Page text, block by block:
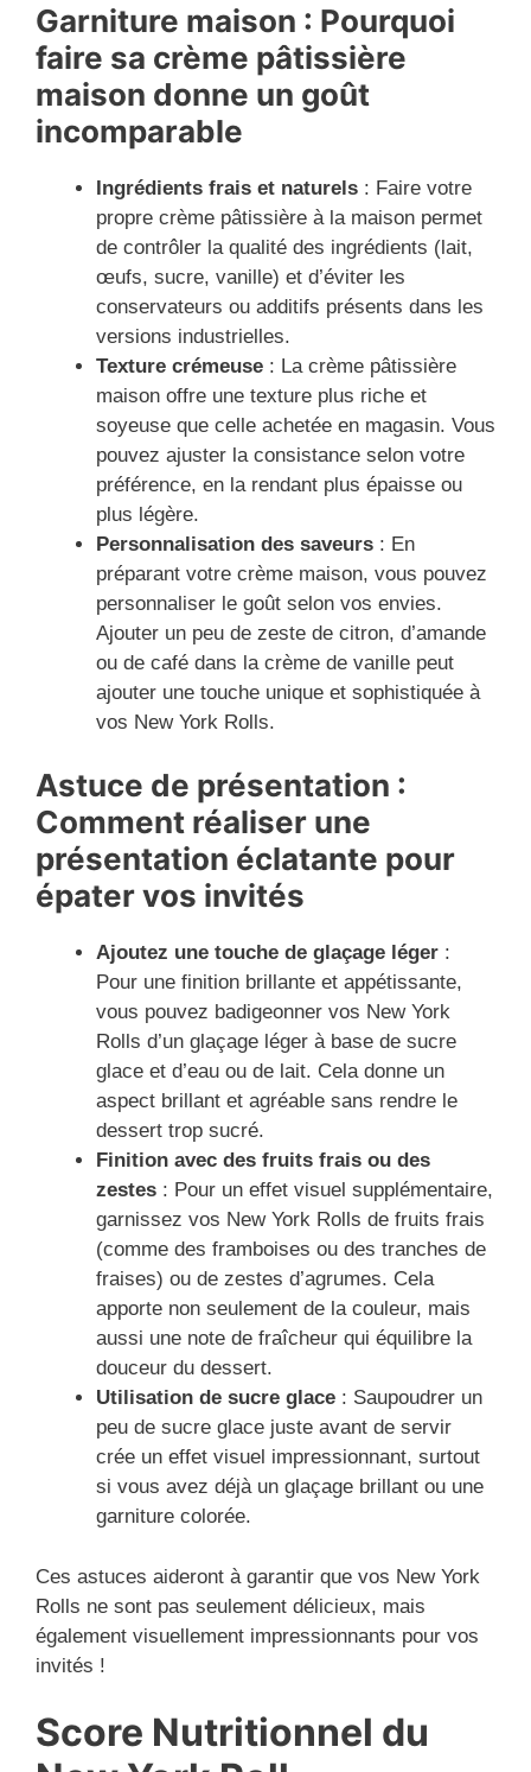
Garniture maison : Pourquoi
faire sa crème pâtissière
maison donne un goût
incomparable
Ingrédients frais et naturels : Faire votre
propre crème pâtissière à la maison permet
de contrôler la qualité des ingrédients (lait,
œufs, sucre, vanille) et d’éviter les
conservateurs ou additifs présents dans les
versions industrielles.
Texture crémeuse : La crème pâtissière
maison offre une texture plus riche et
soyeuse que celle achetée en magasin. Vous
pouvez ajuster la consistance selon votre
préférence, en la rendant plus épaisse ou
plus légère.
Personnalisation des saveurs : En
préparant votre crème maison, vous pouvez
personnaliser le goût selon vos envies.
Ajouter un peu de zeste de citron, d’amande
ou de café dans la crème de vanille peut
ajouter une touche unique et sophistiquée à
vos New York Rolls.
Astuce de présentation :
Comment réaliser une
présentation éclatante pour
épater vos invités
Ajoutez une touche de glaçage léger :
Pour une finition brillante et appétissante,
vous pouvez badigeonner vos New York
Rolls d’un glaçage léger à base de sucre
glace et d’eau ou de lait. Cela donne un
aspect brillant et agréable sans rendre le
dessert trop sucré.
Finition avec des fruits frais ou des
zestes : Pour un effet visuel supplémentaire,
garnissez vos New York Rolls de fruits frais
(comme des framboises ou des tranches de
fraises) ou de zestes d’agrumes. Cela
apporte non seulement de la couleur, mais
aussi une note de fraîcheur qui équilibre la
douceur du dessert.
Utilisation de sucre glace : Saupoudrer un
peu de sucre glace juste avant de servir
crée un effet visuel impressionnant, surtout
si vous avez déjà un glaçage brillant ou une
garniture colorée.
Ces astuces aideront à garantir que vos New York
Rolls ne sont pas seulement délicieux, mais
également visuellement impressionnants pour vos
invités !
Score Nutritionnel du